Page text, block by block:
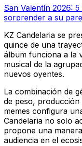
San Valentín 2026:
sorprender a su
KZ Candelaria se
quince de una
álbum funciona a la
musical de la
nuevos oyentes.
La combinación de
de peso,
memes configura
Candelaria no solo
propone una
audiencia en el